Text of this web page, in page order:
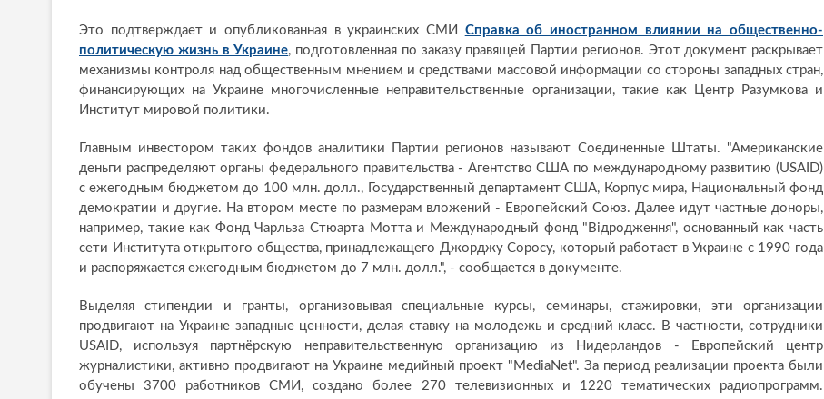
Это подтверждает и опубликованная в украинских СМИ Справка об иностранном влиянии на общественно-
политическую жизнь в Украине, подготовленная по заказу правящей Партии регионов. Этот документ раскрывает
механизмы контроля над общественным мнением и средствами массовой информации со стороны западных стран,
финансирующих на Украине многочисленные неправительственные организации, такие как Центр Разумкова и
Институт мировой политики.
Главным инвестором таких фондов аналитики Партии регионов называют Соединенные Штаты. "Американские
деньги распределяют органы федерального правительства - Агентство США по международному развитию (USAID)
с ежегодным бюджетом до 100 млн. долл., Государственный департамент США, Корпус мира, Национальный фонд
демократии и другие. На втором месте по размерам вложений - Европейский Союз. Далее идут частные доноры,
например, такие как Фонд Чарльза Стюарта Мотта и Международный фонд "Відродження", основанный как часть
сети Института открытого общества, принадлежащего Джорджу Соросу, который работает в Украине с 1990 года
и распоряжается ежегодным бюджетом до 7 млн. долл.", - сообщается в документе.
Выделяя стипендии и гранты, организовывая специальные курсы, семинары, стажировки, эти организации
продвигают на Украине западные ценности, делая ставку на молодежь и средний класс. В частности, сотрудники
USAID, используя партнёрскую неправительственную организацию из Нидерландов - Европейский центр
журналистики, активно продвигают на Украине медийный проект "MediaNet". За период реализации проекта были
обучены 3700 работников СМИ, создано более 270 телевизионных и 1220 тематических радиопрограмм.